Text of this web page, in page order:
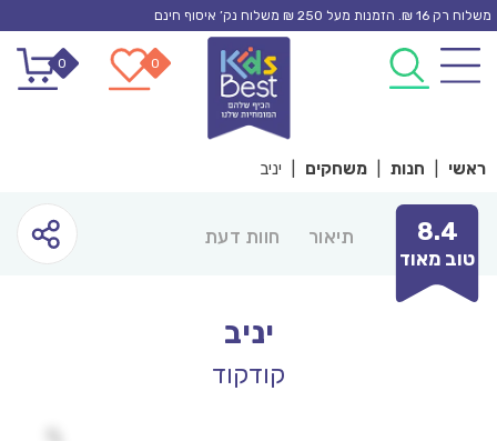
Skip
content
משלוח רק 16 ₪. הזמנות מעל 250 ₪ משלוח נק’ איסוף חינם
0
0
ראשי חנות משחקים יניב
8.4
טוב מאוד
תיאור חוות דעת
יניב
קודקוד